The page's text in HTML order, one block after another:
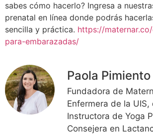
sabes cómo hacerlo? Ingresa a
prenatal en línea donde podrás
sencilla y práctica. https://
para-embarazadas/
Paola Pimiento
Fundadora de
Enfermera de la
Instructora de Yoga
Consejera en